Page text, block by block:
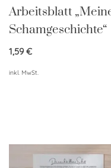
Arbeitsblatt
Schamgeschichte“
1,59€
inkl. MwSt.